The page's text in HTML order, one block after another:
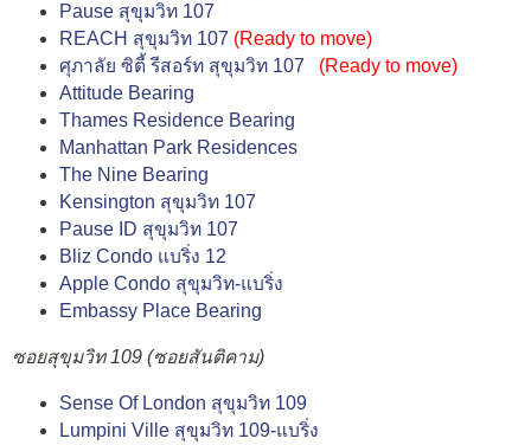
Pause สุขุมวิท 107
REACH สุขุมวิท 107 (Ready to move)
ศุภาลัย ซิตี้ รีสอร์ท สุขุมวิท 107
(Ready to move)
Attitude Bearing
Thames Residence Bearing
Manhattan Park Residences
The Nine Bearing
Kensington สุขุมวิท 107
Pause ID สุขุมวิท 107
Bliz Condo แบริ่ง 12
Apple Condo สุขุมวิท-แบริ่ง
Embassy Place Bearing
ซอยสุขุมวิท 109 (ซอยสันติคาม)
Sense Of London สุขุมวิท 109
Lumpini Ville สุขุมวิท 109-แบริ่ง